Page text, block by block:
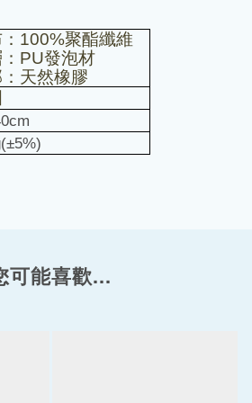
100%聚酯纖維
PU發泡材
天然橡膠
±5%)
可能喜歡...